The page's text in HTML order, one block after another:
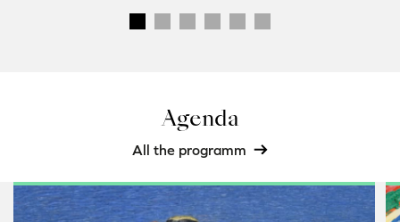
Agenda
All the programm